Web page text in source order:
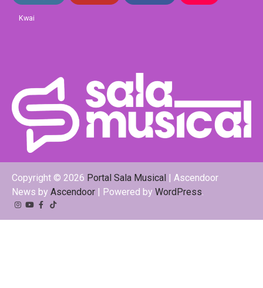
Kwai
Copyright © 2026 Portal Sala Musical | Ascendoor
News by Ascendoor | Powered by WordPress.
Instagram
YouTube
Facebook
Tiktok